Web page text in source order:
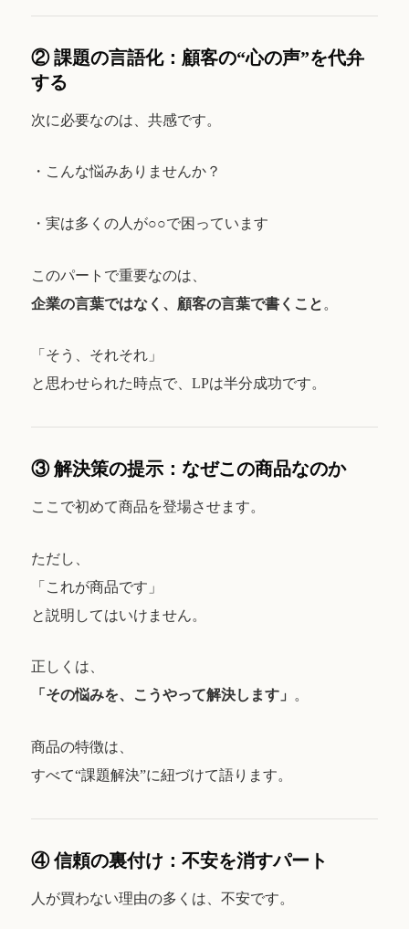
② 課題の言語化：顧客の“心の声”を代弁
する
次に必要なのは、共感です。
・こんな悩みありませんか？
・実は多くの人が○○で困っています
このパートで重要なのは、
企業の言葉ではなく、顧客の言葉で書くこと 。
「そう、それそれ」
と思わせられた時点で、LPは半分成功です。
③ 解決策の提示：なぜこの商品なのか
ここで初めて商品を登場させます。
ただし、
「これが商品です」
と説明してはいけません。
正しくは、
「その悩みを、こうやって解決します」 。
商品の特徴は、
すべて“課題解決”に紐づけて語ります。
④ 信頼の裏付け：不安を消すパート
人が買わない理由の多くは、不安です。